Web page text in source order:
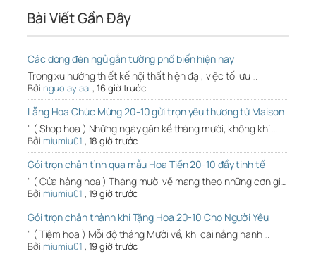
Bài Viết Gần Đây
Các dòng đèn ngủ gắn tường phổ biến hiện nay
Trong xu hướng thiết kế nội thất hiện đại, việc tối ưu …
Bởi nguoiaylaai,16 giờ trước
Lẵng Hoa Chúc Mừng 20-10 gửi trọn yêu thương từ Maison
" ( Shop hoa ) Những ngày gần kề tháng mười, không khí …
Bởi miumiu01 , 18 giờ trước
Gói trọn chân tình qua mẫu Hoa Tiền 20-10 đầy tinh tế
" ( Cửa hàng hoa ) Tháng mười về mang theo những cơn gi…
Bởi miumiu01 , 19 giờ trước
Gói trọn chân thành khi Tặng Hoa 20-10 Cho Người Yêu
" ( Tiệm hoa ) Mỗi độ tháng Mười về, khi cái nắng hanh …
Bởi miumiu01 , 19 giờ trước